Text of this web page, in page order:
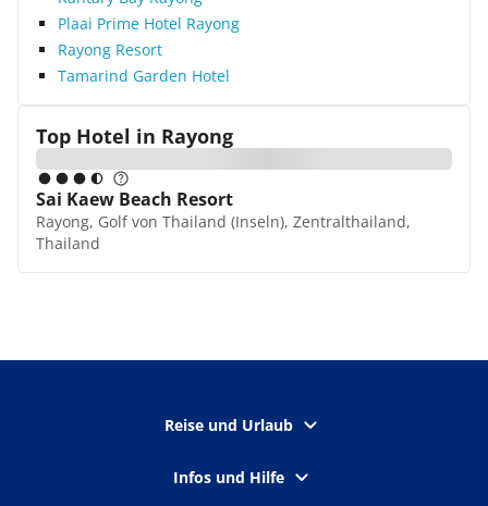
Plaai Prime Hotel Rayong
Rayong Resort
Tamarind Garden Hotel
Top Hotel in Rayong
Sai Kaew Beach Resort
Rayong, Golf von Thailand (Inseln), Zentralthailand,
Thailand
Reise und Urlaub
Infos und Hilfe